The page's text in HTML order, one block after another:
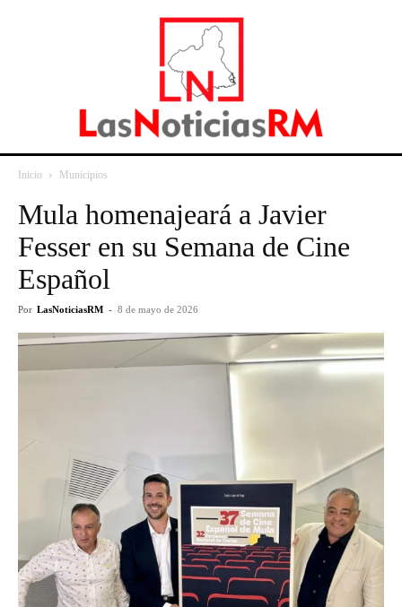
Inicio Municipios
Mula homenajeará a Javier
Fesser en su Semana de Cine
Español
Por LasNoticiasRM - 8 de mayo de 2026